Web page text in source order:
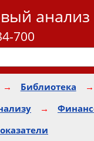
анализ
700
→ Библиотека →
→